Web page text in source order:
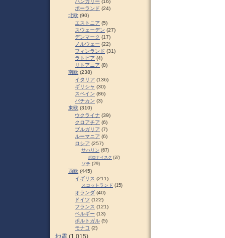
ハンガリー (16)
ポーランド (24)
北欧 (90)
エストニア (5)
スウェーデン (27)
デンマーク (17)
ノルウェー (22)
フィンランド (31)
ラトビア (4)
リトアニア (8)
南欧 (238)
イタリア (136)
ギリシャ (30)
スペイン (86)
バチカン (3)
東欧 (310)
ウクライナ (39)
クロアチア (6)
ブルガリア (7)
ルーマニア (6)
ロシア (257)
サハリン (67)
ポロナイスク (37)
ソチ (29)
西欧 (445)
イギリス (211)
スコットランド (15)
オランダ (40)
ドイツ (122)
フランス (121)
ベルギー (13)
ポルトガル (5)
モナコ (2)
地震 (1,015)